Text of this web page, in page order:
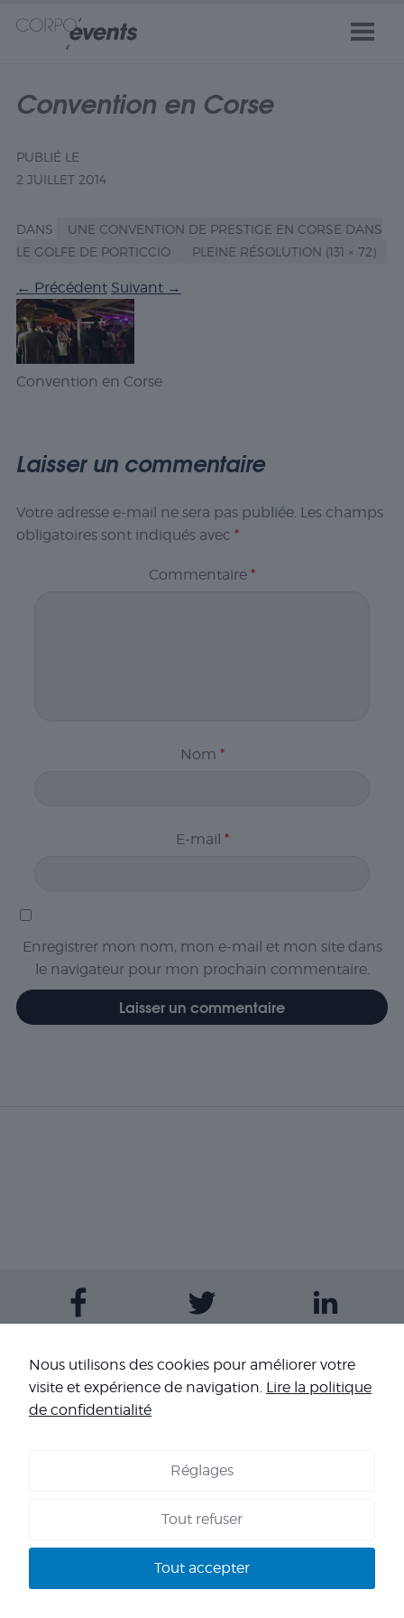
Convention en Corse
PUBLIÉ LE
2 JUILLET 2014
DANS
UNE CONVENTION DE PRESTIGE EN CORSE DANS
LE GOLFE DE PORTICCIO
PLEINE RÉSOLUTION (131 × 72)
← Précédent Suivant →
Convention en Corse
Laisser un commentaire
Votre adresse e-mail ne sera pas publiée. Les champs
obligatoires sont indiqués avec *
Commentaire *
Nom *
E-mail *
Enregistrer mon nom, mon e-mail et mon site dans
le navigateur pour mon prochain commentaire.
Contactez-nous
Copyright 2026 - Corpo’Events Agence événementielle
SIRET : 484 434 477 00036 - TVA : FR70 484 434 477 - RC :
HISCOX HA RCP0278466 - CNIL : 1245532 - AGENT VOYAGES :
IM 013100060
Nous utilisons des cookies pour améliorer votre
visite et expérience de navigation. Lire la politique
de confidentialité
Réglages
Tout refuser
Tout accepter